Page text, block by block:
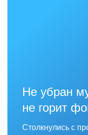
Не убран
не горит
Столкнулись с